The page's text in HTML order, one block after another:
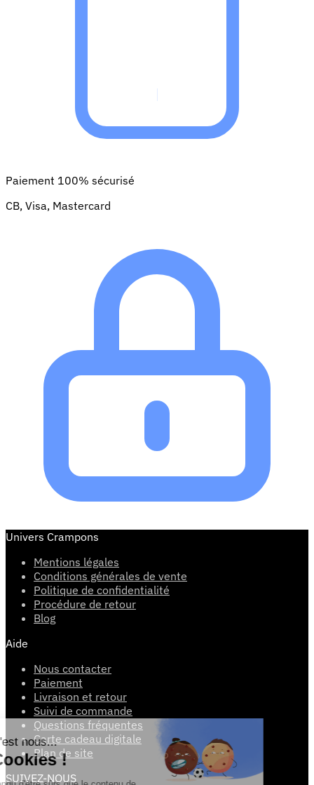
Salut c'est nous...
les Cookies !
Paiement 100% sécurisé
CB, Visa, Mastercard
Univers Crampons
Mentions légales
Conditions générales de vente
Politique de confidentialité
Procédure de retour
Blog
Aide
Nous contacter
Paiement
Livraison et retour
Suivi de commande
Questions fréquentes
Carte cadeau digitale
Plan de site
SUIVEZ-NOUS